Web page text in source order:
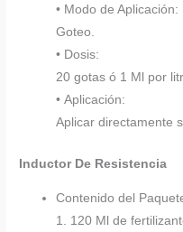
• Modo de Aplicación:
Goteo.
• Dosis:
20 gotas ó 1 Ml por
• Aplicación:
Aplicar directamente
Inductor De Resistencia
Contenido del
1. 120 Ml de